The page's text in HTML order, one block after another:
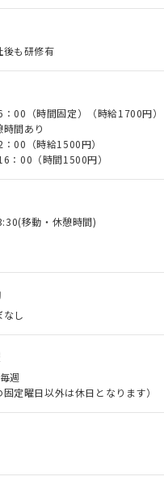
後も研修有
00（時間固定）（時給1700円）
間あり
00（時給1500円）
：00（時間1500円）
移動・休憩時間)
なし
週
固定曜日以外は休日となります）